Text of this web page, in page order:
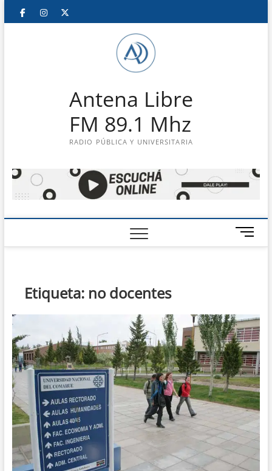
Saltar
FacebookInstagram
Antena Libre
FM 89.1 Mhz
RADIO PÚBLICA Y UNIVERSITARIA
B
o
m
e
n
ú
Etiqueta: no docentes